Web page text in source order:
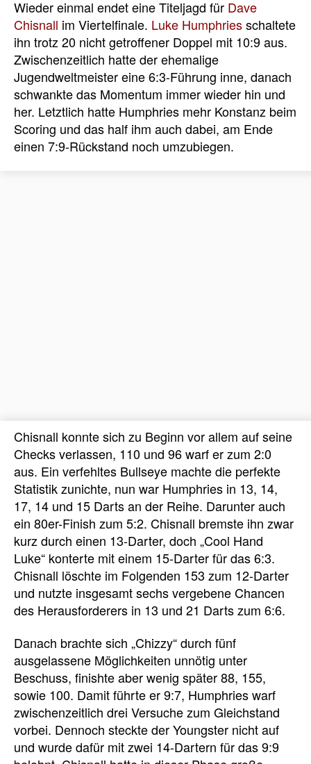
Wieder einmal endet eine Titeljagd für Dave
Chisnall im Viertelfinale. Luke Humphriesschaltete
ihn trotz 20 nicht getroffener Doppel mit 10:9 aus.
Zwischenzeitlich hatte der ehemalige
Jugendweltmeister eine 6:3-Führung inne, danach
schwankte das Momentum immer wieder hin und
her. Letztlich hatte Humphries mehr Konstanz beim
Scoring und das half ihm auch dabei, am Ende
einen 7:9-Rückstand noch umzubiegen.
Chisnall konnte sich zu Beginn vor allem auf seine
Checks verlassen, 110 und 96 warf er zum 2:0
aus. Ein verfehltes Bullseye machte die perfekte
Statistik zunichte, nun war Humphries in 13, 14,
17, 14 und 15 Darts an der Reihe. Darunter auch
ein 80er-Finish zum 5:2. Chisnall bremste ihn zwar
kurz durch einen 13-Darter, doch „Cool Hand
Luke“ konterte mit einem 15-Darter für das 6:3.
Chisnall löschte im Folgenden 153 zum 12-Darter
und nutzte insgesamt sechs vergebene Chancen
des Herausforderers in 13 und 21 Darts zum 6:6.
Danach brachte sich „Chizzy“ durch fünf
ausgelassene Möglichkeiten unnötig unter
Beschuss, finishte aber wenig später 88, 155,
sowie 100. Damit führte er 9:7, Humphries warf
zwischenzeitlich drei Versuche zum Gleichstand
vorbei. Dennoch steckte der Youngster nicht auf
und wurde dafür mit zwei 14-Dartern für das 9:9